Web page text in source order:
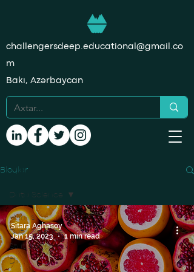
challengersdeep.educational@gmail.co
m
Bakı, Azərbaycan
Bloqlar
Hamısı
Data Science
Statistika
Dil
Data Science
Sitara Aghasoy
Jan 15, 2023
1 min read